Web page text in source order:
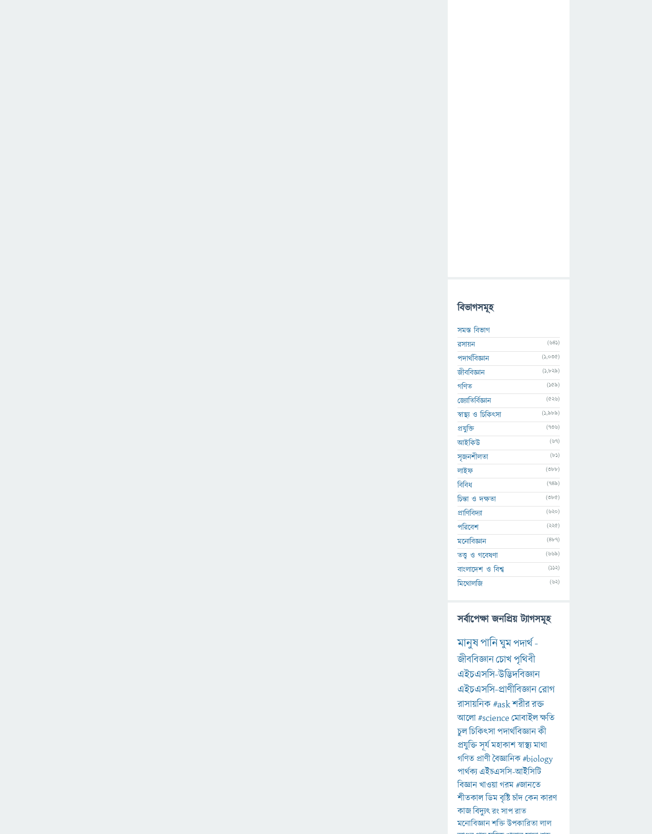
বিভাগসমূহ
সমস্ত বিভাগ
রসায়ন
(641)
পদার্থবিজ্ঞান (1,035)
জীববিজ্ঞান (1,829)
গণিত (159)
জ্যোতির্বিজ্ঞান (526)
স্বাস্থ্য ও চিকিৎসা (1,989)
প্রযুক্তি (736)
আইকিউ (67)
সৃজনশীলতা (81)
লাইফ (388)
বিবিধ (749)
চিন্তা ও দক্ষতা (385)
প্রাণিবিদ্যা (620)
পরিবেশ (225)
মনোবিজ্ঞান (487)
তত্ত্ব ও গবেষণা (669)
বাংলাদেশ ও বিশ্ব (112)
মিথোলজি (62)
সর্বাপেক্ষা জনপ্রিয় ট্যাগসমূহ
মানুষপানিঘুমপদার্থ-
জীববিজ্ঞানচোখপৃথিবী
এইচএসসি-উদ্ভিদবিজ্ঞান
এইচএসসি-প্রাণীবিজ্ঞানরোগ
রাসায়নিক#askশরীররক্ত
আলো#scienceমোবাইলক্ষতি
চুলচিকিৎসাপদার্থবিজ্ঞানকী
প্রযুক্তিসূর্যমহাকাশস্বাস্থ্যমাথা
গণিত প্রাণীবৈজ্ঞানিক#biology
পার্থক্য এইচএসসি-আইসিটি
বিজ্ঞানখাওয়াগরম#জানতে
শীতকালডিমবৃষ্টিচাঁদকেনকারণ
কাজবিদ্যুৎরংসাপরাত
মনোবিজ্ঞানশক্তিউপকারিতালাল